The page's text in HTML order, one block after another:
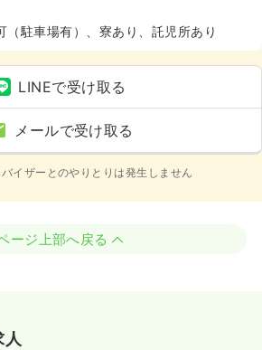
（駐車場有）、寮あり、託児所あり
LINEで受け取る
メールで受け取る
イザーとのやりとりは発生しません
ージ上部へ戻る
人